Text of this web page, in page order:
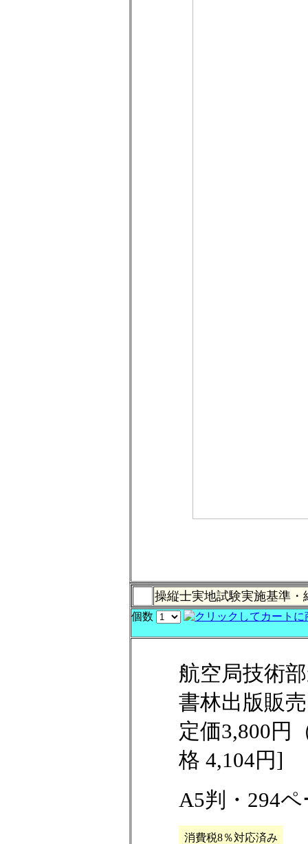
操縦士実地試験実施基準
個数
航空局技術
書林出版販売
定価3,800円
格 4,104円]
A5判・294
消費税8％対応済み